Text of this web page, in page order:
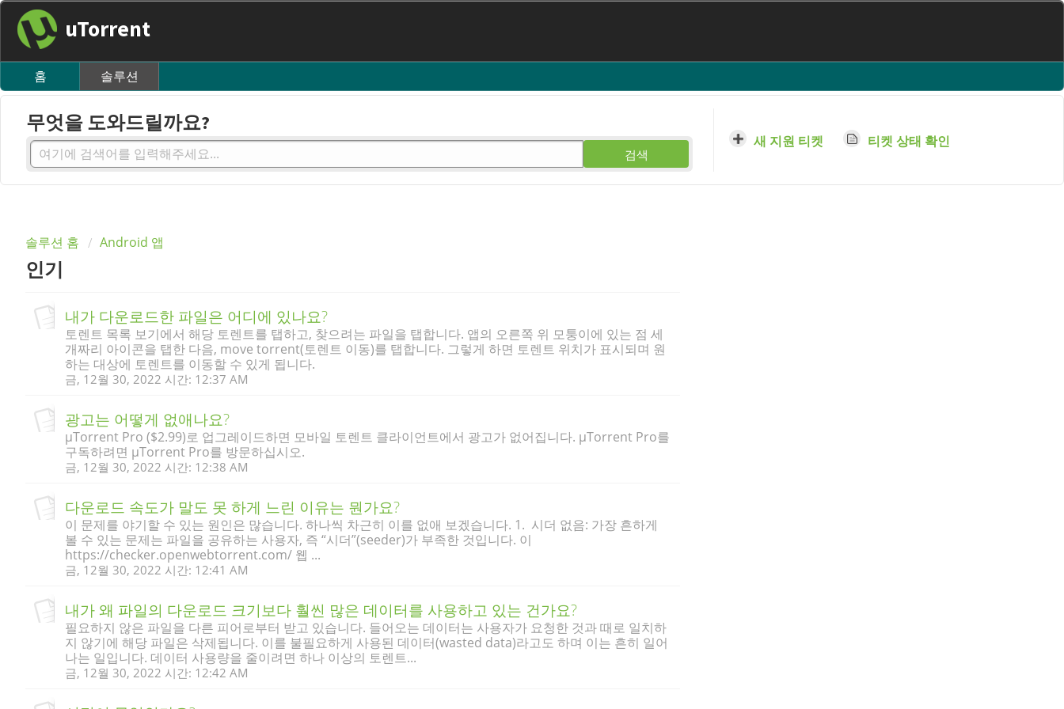
uTorrent
홈 솔루션
무엇을 도와드릴까요?
검색
새 지원 티켓 티켓 상태 확인
솔루션 홈 Android 앱
인기
내가 다운로드한 파일은 어디에 있나요?
토렌트 목록 보기에서 해당 토렌트를 탭하고, 찾으려는 파일을 탭합니다. 앱의 오른쪽 위 모퉁이에 있는 점 세
개짜리 아이콘을 탭한 다음, move torrent(토렌트 이동)를 탭합니다. 그렇게 하면 토렌트 위치가 표시되며 원
하는 대상에 토렌트를 이동할 수 있게 됩니다.
금, 12월 30, 2022 시간: 12:37 AM
광고는 어떻게 없애나요?
µTorrent Pro ($2.99)로 업그레이드하면 모바일 토렌트 클라이언트에서 광고가 없어집니다. µTorrent Pro를
구독하려면 µTorrent Pro를 방문하십시오.
금, 12월 30, 2022 시간: 12:38 AM
다운로드 속도가 말도 못 하게 느린 이유는 뭔가요?
이 문제를 야기할 수 있는 원인은 많습니다. 하나씩 차근히 이를 없애 보겠습니다. 1. 시더 없음: 가장 흔하게
볼 수 있는 문제는 파일을 공유하는 사용자, 즉 “시더”(seeder)가 부족한 것입니다. 이
https://checker.openwebtorrent.com/ 웹 ...
금, 12월 30, 2022 시간: 12:41 AM
내가 왜 파일의 다운로드 크기보다 훨씬 많은 데이터를 사용하고 있는 건가요?
필요하지 않은 파일을 다른 피어로부터 받고 있습니다. 들어오는 데이터는 사용자가 요청한 것과 때로 일치하
지 않기에 해당 파일은 삭제됩니다. 이를 불필요하게 사용된 데이터(wasted data)라고도 하며 이는 흔히 일어
나는 일입니다. 데이터 사용량을 줄이려면 하나 이상의 토렌트...
금, 12월 30, 2022 시간: 12:42 AM